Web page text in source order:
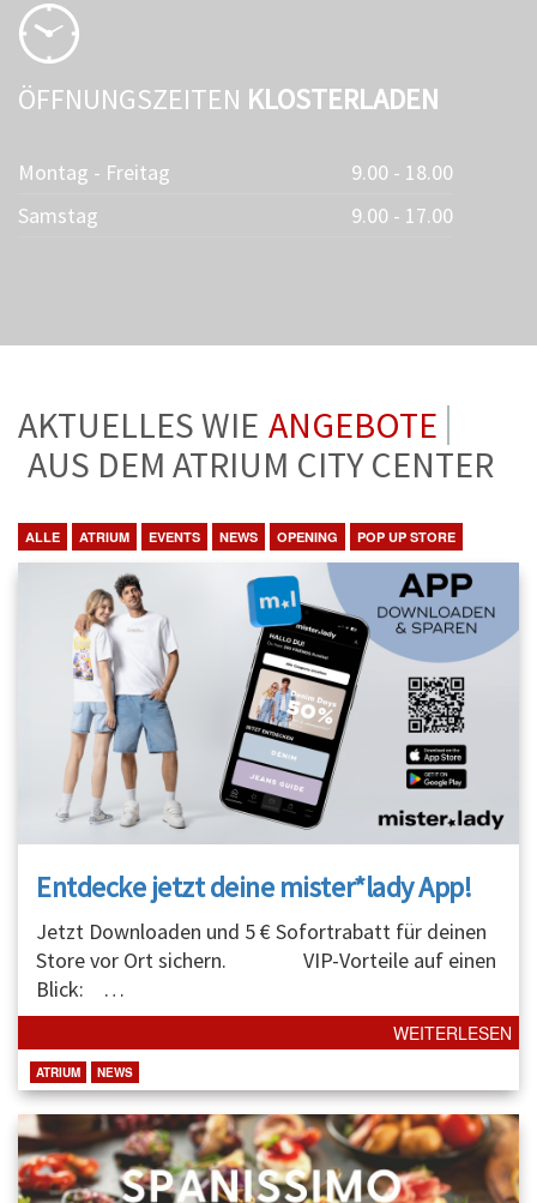
ÖFFNUNGSZEITEN KLOSTERLADEN
Montag - Freitag
9.00 - 18.00
Samstag
9.00 - 17.00
AKTUELLES WIE ANGEBOTE
AUS DEM ATRIUM CITY CENTER
ALLE ATRIUM EVENTS NEWS OPENING POP UP STORE
Entdecke jetzt deine mister*lady App!
Jetzt Downloaden und 5 € Sofortrabatt für deinen
Store vor Ort sichern. VIP-Vorteile auf einen
Blick: …
WEITERLESEN
ATRIUM NEWS